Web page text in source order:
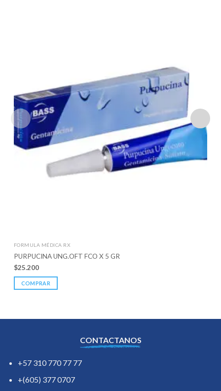
FORMULA MÉDICA RX
PURPUCINA UNG.OFT FCO X 5 GR
$25.200
COMPRAR
CONTACTANOS
+57 310 770 77 77
+(605) 377 0707